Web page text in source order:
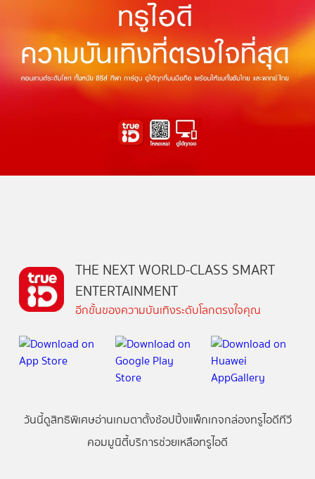
THE NEXT WORLD-CLASS SMART
ENTERTAINMENT
อีกขั้นของความบันเทิงระดับโลกตรงใจคุณ
วันนี้ดูสิทธิพิเศษอ่านเกมตาตั้งช้อปปิ้งแพ็กเกจกล่องทรูไอดีทีวี
คอมมูนิตี้บริการช่วยเหลือทรูไอดี